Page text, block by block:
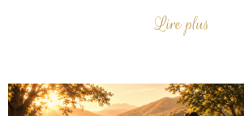
Lire plus